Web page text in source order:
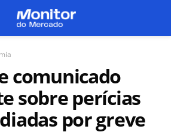
comunicado
sobre perícias
por greve